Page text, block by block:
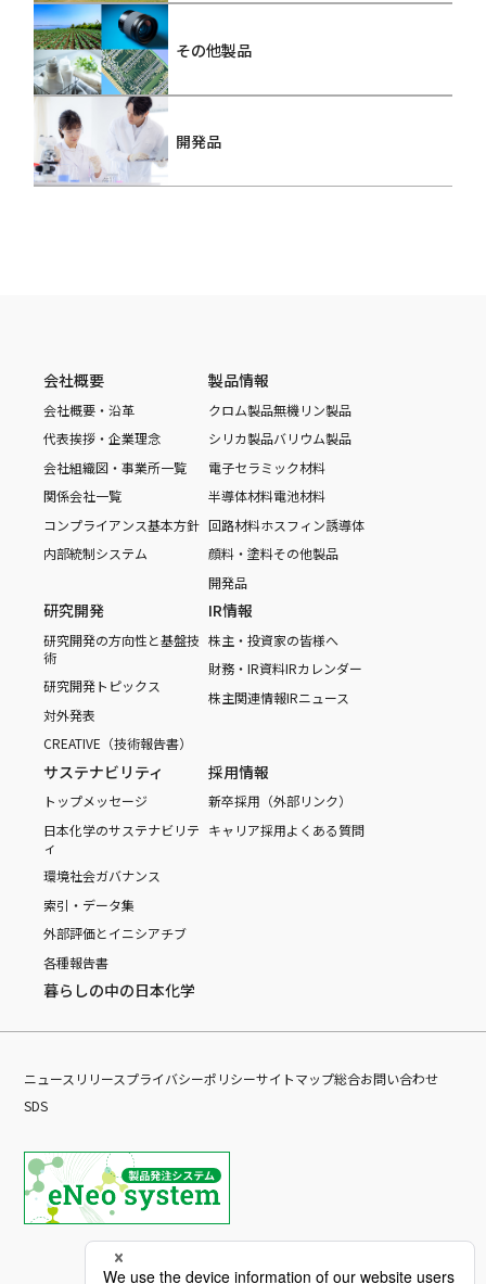
その他製品
開発品
会社概要
会社概要・沿革
代表挨拶・企業理念
会社組織図・事業所一覧
関係会社一覧
コンプライアンス基本方針
内部統制システム
製品情報
クロム製品無機リン製品
シリカ製品バリウム製品
電子セラミック材料
半導体材料電池材料
回路材料ホスフィン誘導体
顔料・塗料その他製品
開発品
研究開発
研究開発の方向性と基盤技
術
研究開発トピックス
対外発表
CREATIVE（技術報告書）
IR情報
株主・投資家の皆様へ
財務・IR資料IRカレンダー
株主関連情報IRニュース
サステナビリティ
トップメッセージ
日本化学のサステナビリテ
ィ
環境社会ガバナンス
索引・データ集
外部評価とイニシアチブ
各種報告書
採用情報
新卒採用（外部リンク）
キャリア採用よくある質問
暮らしの中の日本化学
ニュースリリースプライバシーポリシーサイトマップ総合お問い合わせ
SDS